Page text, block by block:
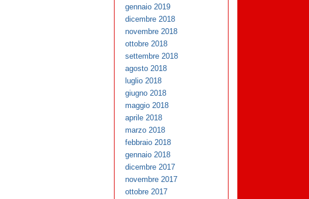
gennaio 2019
dicembre 2018
novembre 2018
ottobre 2018
settembre 2018
agosto 2018
luglio 2018
giugno 2018
maggio 2018
aprile 2018
marzo 2018
febbraio 2018
gennaio 2018
dicembre 2017
novembre 2017
ottobre 2017